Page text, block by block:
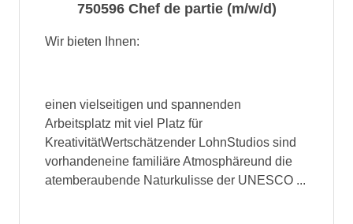
750596 Chef de partie (m/w/d)
Wir bieten Ihnen:
einen vielseitigen und spannenden
Arbeitsplatz mit viel Platz für
KreativitätWertschätzender LohnStudios sind
vorhandeneine familiäre Atmosphäreund die
atemberaubende Naturkulisse der UNESCO ...